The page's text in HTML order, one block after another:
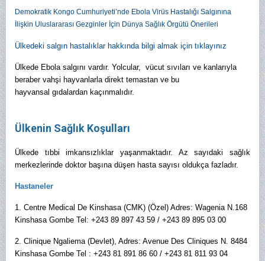
Demokratik Kongo Cumhuriyeti’nde Ebola Virüs Hastalığı Salgınına
İlişkin Uluslararası Gezginler İçin Dünya Sağlık Örgütü Önerileri
Ülkedeki salgın hastalıklar hakkında bilgi almak için tıklayınız
Ülkede Ebola salgını vardır. Yolcular, vücut sıvıları ve kanlarıyla
beraber vahşi hayvanlarla direkt temastan ve bu
hayvansal gıdalardan kaçınmalıdır.
Ülkenin Sağlık Koşulları
Ülkede tıbbi imkansızlıklar yaşanmaktadır. Az sayıdaki sağlık
merkezlerinde doktor başına düşen hasta sayısı oldukça fazladır.
Hastaneler
1. Centre Medical De Kinshasa (CMK) (Özel) Adres: Wagenia N.168
Kinshasa Gombe Tel: +243 89 897 43 59 / +243 89 895 03 00
2. Clinique Ngaliema (Devlet), Adres: Avenue Des Cliniques N. 8484
Kinshasa Gombe Tel : +243 81 891 86 60 / +243 81 811 93 04